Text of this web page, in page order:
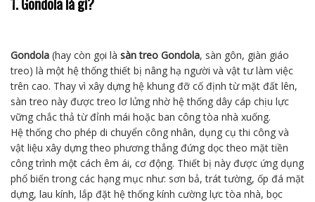
Gondola (hay còn gọi là sàn treo Gondola, sàn gôn, giàn giáo
treo) là một hệ thống thiết bị nâng hạ người và vật tư làm việc
trên cao. Thay vì xây dựng hệ khung đỡ cố định từ mặt đất lên,
sàn treo này được treo lơ lửng nhờ hệ thống dây cáp chịu lực
vững chắc thả từ đỉnh mái hoặc ban công tòa nhà xuống.
Hệ thống cho phép di chuyển công nhân, dụng cụ thi công và
vật liệu xây dựng theo phương thẳng đứng dọc theo mặt tiền
công trình một cách êm ái, cơ động. Thiết bị này được ứng dụng
phổ biến trong các hạng mục như: sơn bả, trát tường, ốp đá mặt
dựng, lau kính, lắp đặt hệ thống kính cường lực tòa nhà, bọc